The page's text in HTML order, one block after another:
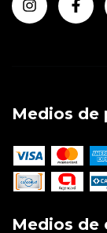
Medios de
Medios de